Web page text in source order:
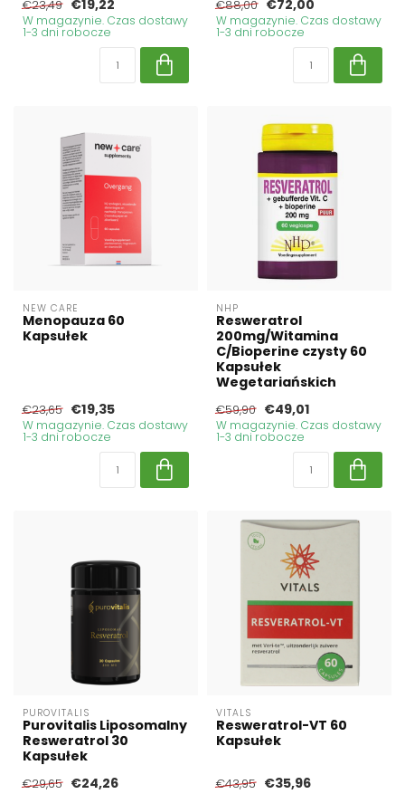
€23,49 €19,22
W magazynie. Czas dostawy
1-3 dni robocze
€88,00 €72,00
W magazynie. Czas dostawy
1-3 dni robocze
NEW CARE
Menopauza 60
Kapsułek
€23,65 €19,35
W magazynie. Czas dostawy
1-3 dni robocze
NHP
Resweratrol
200mg/Witamina
C/Bioperine czysty 60
Kapsułek
Wegetariańskich
€59,90 €49,01
W magazynie. Czas dostawy
1-3 dni robocze
PUROVITALIS
Purovitalis Liposomalny
Resweratrol 30
Kapsułek
€29,65 €24,26
VITALS
Resweratrol-VT 60
Kapsułek
€43,95 €35,96